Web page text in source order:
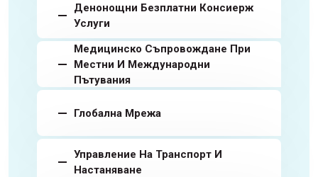
Денонощни Безплатни Консиерж
Услуги
Медицинско Съпровождане При
Местни И Международни
Пътувания
Глобална Мрежа
Управление На Транспорт И
Настаняване